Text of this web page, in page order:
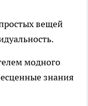
вещей
модного
знания